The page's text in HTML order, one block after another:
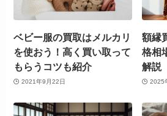
ベビー服の買取はメルカリ
を使おう！高く買い取って
もらうコツも紹介
2021年9月22日
額縁
格相
解説
2025